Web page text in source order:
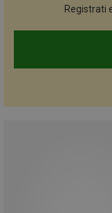
Registrati